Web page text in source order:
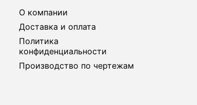
О компании
Доставка и оплата
Политика
конфиденциальности
Производство по чертежам